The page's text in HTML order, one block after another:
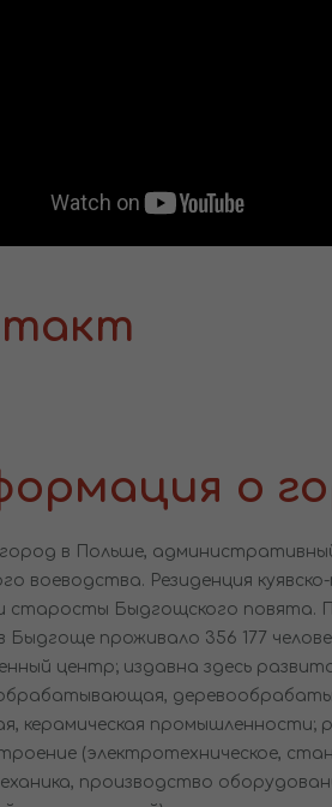
о
в Польше,
воеводства. Резиденция
старосты Быдгощского повята.
Быдгоще проживало 356 177
центр; издавна здесь
керамическая промышленности;
(электротехническое,
производство